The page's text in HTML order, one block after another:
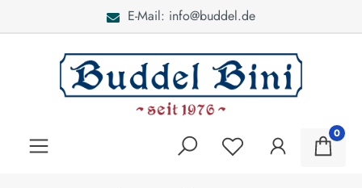
E-Mail: info@buddel.de
0